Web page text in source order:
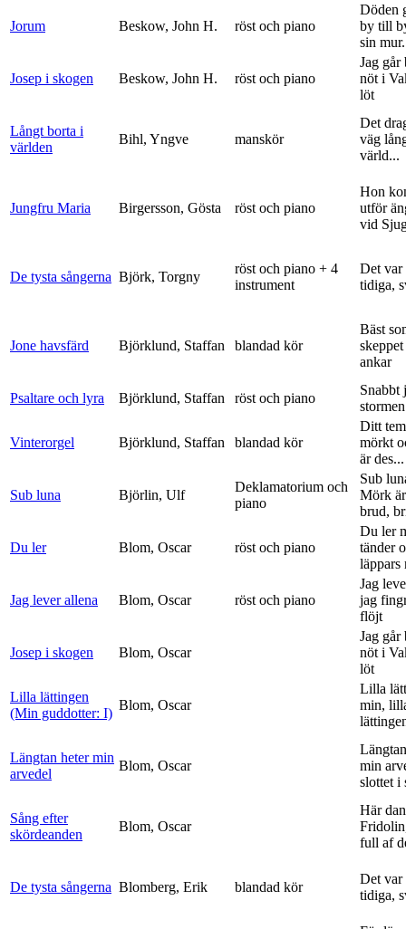
Jorum Beskow, John H. röst och piano
Döden
by till
sin
Josep i skogen Beskow, John H. röst och piano
Jag går
nöt i
löt
Långt borta i
världen
Bihl, Yngve manskör
Det
väg
värld...
Jungfru Maria Birgersson, Gösta röst och piano
Hon
utför
vid
De tysta sångerna Björk, Torgny
röst och piano + 4
instrument
Det var
tidiga,
Jone havsfärd Björklund, Staffan blandad kör
Bäst
ankar
Psaltare och lyra Björklund, Staffan röst och piano
Snabbt
Vinterorgel Björklund, Staffan blandad kör
Ditt
mörkt
är des...
Sub luna Björlin, Ulf
Deklamatorium och
piano
Sub
Mörk
brud,
Du ler Blom, Oscar röst och piano
Du ler
tänder
läppars
Jag lever allena Blom, Oscar röst och piano
Jag
jag
flöjt
Josep i skogen Blom, Oscar
Jag går
nöt i
löt
Lilla lättingen
(Min guddotter: I)
Blom, Oscar
Lilla
min,
Längtan heter min
arvedel
Blom, Oscar
min
slottet i
Sång efter
skördeanden
Blom, Oscar
Här
full af
De tysta sångerna Blomberg, Erik blandad kör
Det var
tidiga,